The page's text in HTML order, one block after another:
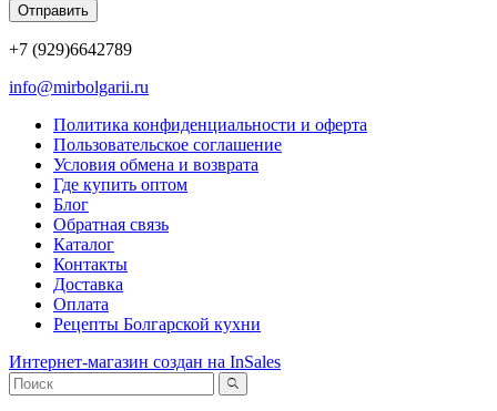
Отправить
+7 (929)6642789
info@mirbolgarii.ru
Политика конфиденциальности и оферта
Пользовательское соглашение
Условия обмена и возврата
Где купить оптом
Блог
Обратная связь
Каталог
Контакты
Доставка
Оплата
Рецепты Болгарской кухни
Интернет-магазин создан на InSales